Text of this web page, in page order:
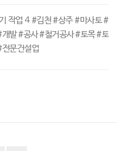
작업 4 #김천 #상주 #마사토 #
발 #공사 #철거공사 #토목 #토
문건설업